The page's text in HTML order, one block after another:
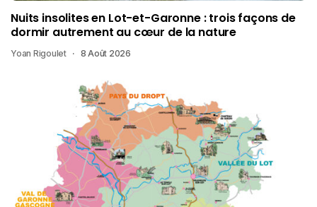
Nuits insolites en Lot-et-Garonne : trois façons de
dormir autrement au cœur de la nature
Yoan Rigoulet 8 Août 2026